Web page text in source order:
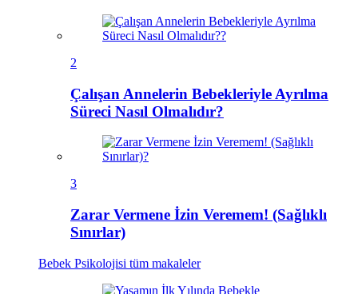
2
Çalışan Annelerin Bebekleriyle Ayrılma
Süreci Nasıl Olmalıdır?
3
Zarar Vermene İzin Veremem! (Sağlıklı
Sınırlar)
Bebek Psikolojisi tüm makaleler